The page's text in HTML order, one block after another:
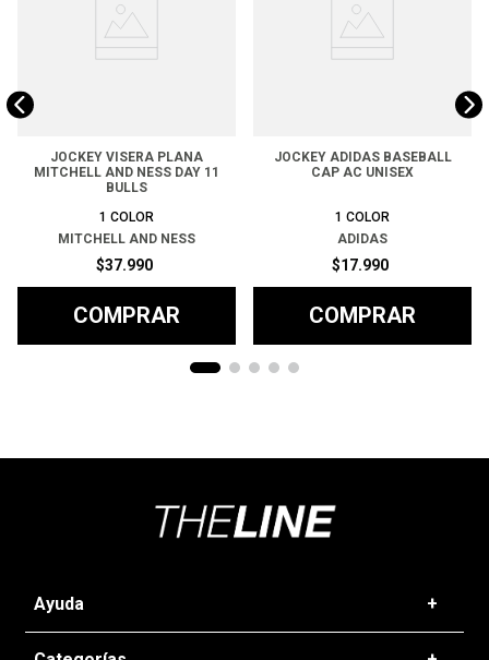
JOCKEY VISERA PLANA
MITCHELL AND NESS DAY 11
BULLS
1 COLOR
MITCHELL AND NESS
$37.990
COMPRAR
JOCKEY ADIDAS BASEBALL
CAP AC UNISEX
1 COLOR
ADIDAS
$17.990
COMPRAR
Ayuda +
Preguntas frecuentes